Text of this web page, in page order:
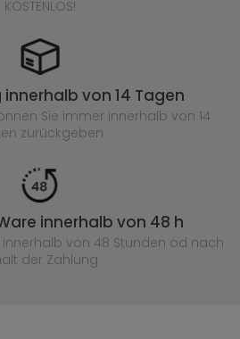
KOSTENLOS!
von 14 Tagen
Sie immer innerhalb von 14
zurückgeben
innerhalb von 48 h
von 48 Stunden od nach
der Zahlung